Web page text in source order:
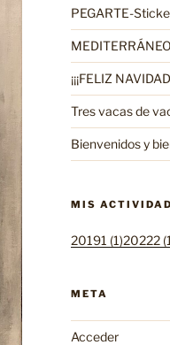
PEGARTE-
¡¡¡FELIZ
Tres vacas de
Bienvenidos y
MIS
20191 (1)20222
META
Acceder